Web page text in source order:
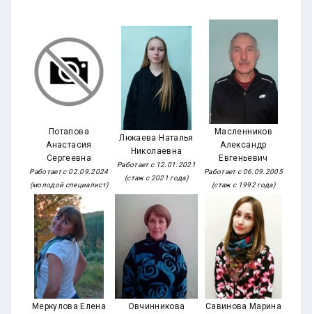
Потапова
Анастасия
Сергеевна
Работает с 02.09.2024
(молодой специалист)
Люкаева Наталья
Николаевна
Работает с 12.01.2021
(стаж с 2021 года)
Масленников
Александр
Евгеньевич
Работает с 06.09.2005
(стаж с 1992 года)
Меркулова Елена
Овчинникова
Савинова Марина